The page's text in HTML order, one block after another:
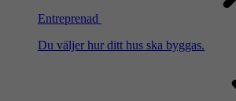
Entreprenad
Du väljer hur ditt hus ska byggas.